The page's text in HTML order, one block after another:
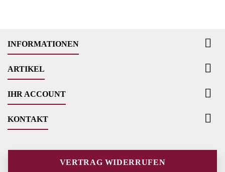
INFORMATIONEN 
ARTIKEL 
IHR ACCOUNT 
KONTAKT 
VERTRAG WIDERRUFEN